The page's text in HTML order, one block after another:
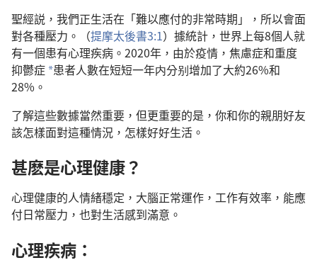
聖經説，我們正生活在「難以應付的非常時期」，所以會面
對各種壓力。（提摩太後書3:1）據統計，世界上每8個人就
有一個患有心理疾病。2020年，由於疫情，焦慮症和重度
抑鬱症 a患者人數在短短一年内分别增加了大約26%和
28%。
了解這些數據當然重要，但更重要的是，你和你的親朋好友
該怎樣面對這種情況，怎樣好好生活。
甚麽是心理健康？
心理健康的人情緒穩定，大腦正常運作，工作有效率，能應
付日常壓力，也對生活感到滿意。
心理疾病：